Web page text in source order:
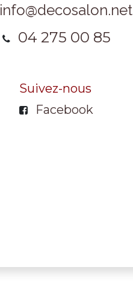
info@decosalon.net
04 275 00 85
Suivez-nous
Facebook